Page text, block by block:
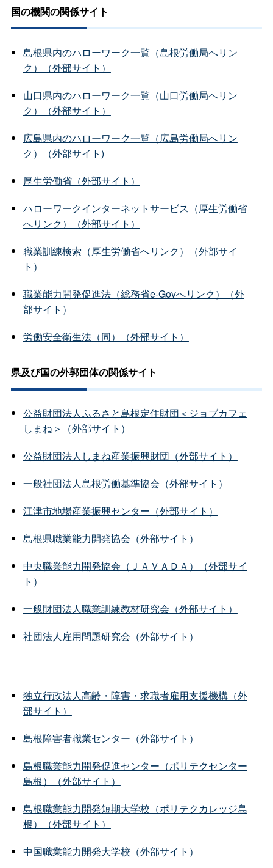
国の機関の関係サイト
島根県内のハローワーク一覧（島根労働局へリン
ク）（外部サイト）
山口県内のハローワーク一覧（山口労働局へリン
ク）（外部サイト）
広島県内のハローワーク一覧（広島労働局へリン
ク）（外部サイト)
厚生労働省（外部サイト）
ハローワークインターネットサービス（厚生労働省
へリンク）（外部サイト）
職業訓練検索（厚生労働省へリンク）（外部サイ
ト）
職業能力開発促進法（総務省e-Govへリンク）（外
部サイト）
労働安全衛生法（同）（外部サイト）
県及び国の外郭団体の関係サイト
公益財団法人ふるさと島根定住財団＜ジョブカフェ
しまね＞（外部サイト）
公益財団法人しまね産業振興財団（外部サイト）
一般社団法人島根労働基準協会（外部サイト）
江津市地場産業振興センター（外部サイト）
島根県職業能力開発協会（外部サイト）
中央職業能力開発協会（ＪＡＶＡＤＡ）（外部サイ
ト）
一般財団法人職業訓練教材研究会（外部サイト）
社団法人雇用問題研究会（外部サイト）
独立行政法人高齢・障害・求職者雇用支援機構（外
部サイト）
島根障害者職業センター（外部サイト）
島根職業能力開発促進センター（ポリテクセンター
島根）（外部サイト）
島根職業能力開発短期大学校（ポリテクカレッジ島
根）（外部サイト）
中国職業能力開発大学校（外部サイト）